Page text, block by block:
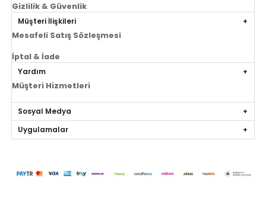
Gizlilik & Güvenlik
Müşteri İlişkileri
Mesafeli Satış Sözleşmesi
İptal & İade
Yardım
Müşteri Hizmetleri
Sosyal Medya
Uygulamalar